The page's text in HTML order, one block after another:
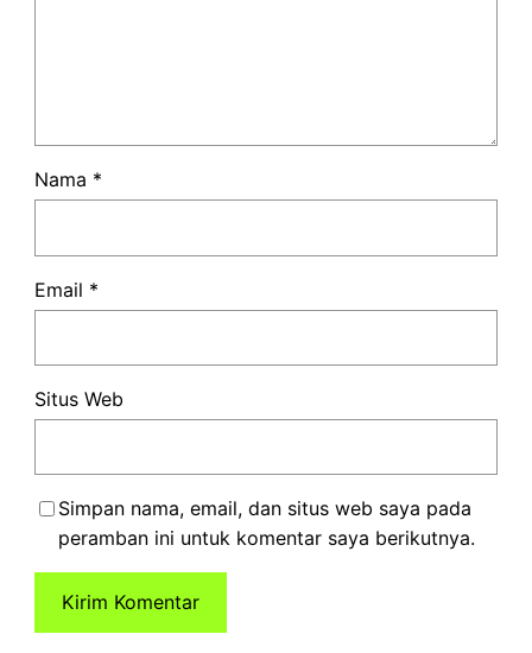
Nama *
Email *
Situs Web
Simpan nama, email, dan situs web saya pada
peramban ini untuk komentar saya berikutnya.